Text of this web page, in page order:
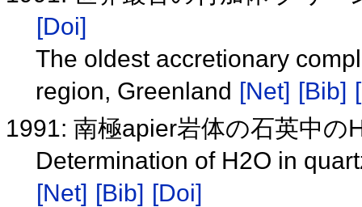
[Doi]
The oldest accretionary
region, Greenland [Net] [Bib]
1991: 南極apier岩体の石英中の
Determination of H2O in
[Net] [Bib] [Doi]